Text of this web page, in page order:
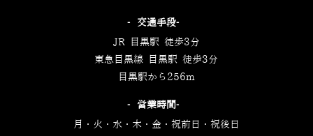
‐交通手段‐
JR 目黒駅 徒歩3分
東急目黒線 目黒駅 徒歩3分
目黒駅から256m
‐営業時間‐
月・火・水・木・金・祝前日・祝後日